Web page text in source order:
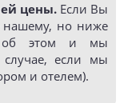
цены. Если Вы
нашему, но ниже
об этом и мы
если мы
и отелем).